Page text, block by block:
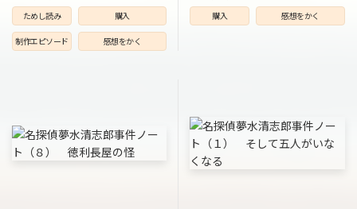
ためし読み 購入
制作エピソード 感想をかく
購入 感想をかく